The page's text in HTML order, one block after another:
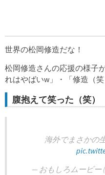
世界の松岡修造だな！
松岡修造さんの応援の様子
れはやばいw」・「修造（笑
腹抱えて笑った（笑）
海外でまさかの
— おもしろムービー